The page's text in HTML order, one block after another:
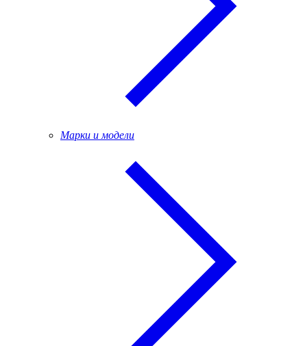
Марки и модели